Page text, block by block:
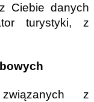
Ciebie danych
turystyki, z
z